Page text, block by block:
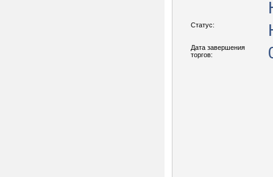
Статус:
Дата завершения
торгов: